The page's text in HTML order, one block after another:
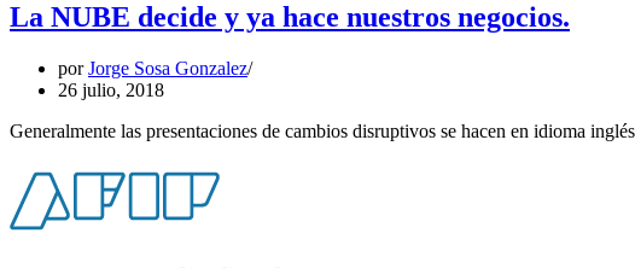
La NUBE decide y ya hace nuestros negocios.
porJorge Sosa Gonzalez
26 julio, 2018
Generalmente las presentaciones de cambios disruptivos se hacen en idioma